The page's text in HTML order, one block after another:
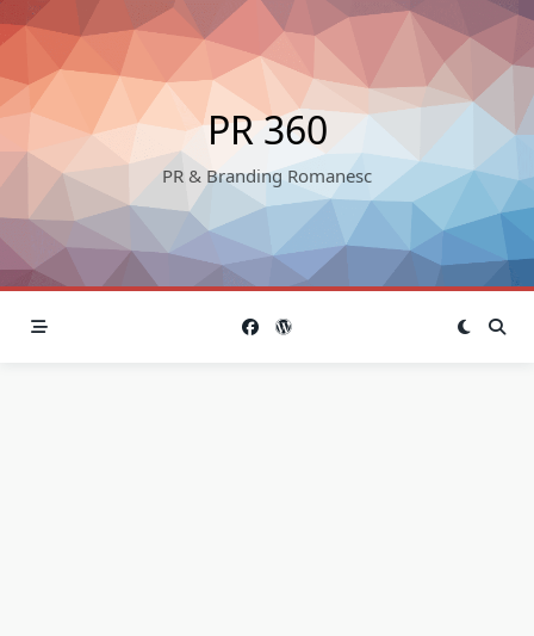
Skip
to
content
PR 360
PR & Branding Romanesc